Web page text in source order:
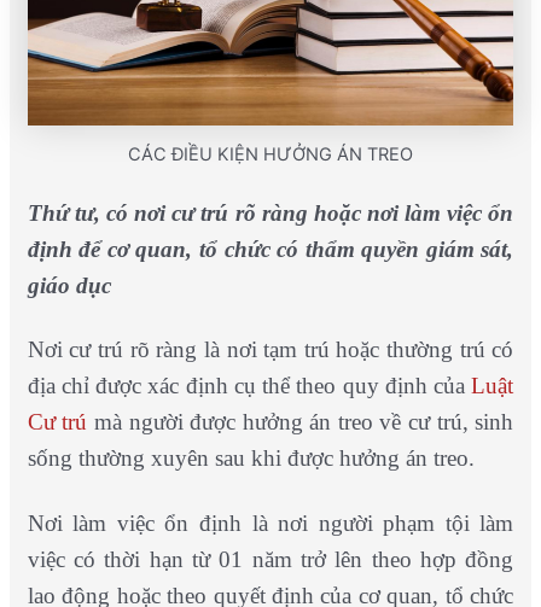
CÁC ĐIỀU KIỆN HƯỞNG ÁN TREO
Thứ tư, có nơi cư trú rõ ràng hoặc nơi làm việc ổn
định để cơ quan, tổ chức có thẩm quyền giám sát,
giáo dục
Nơi cư trú rõ ràng là nơi tạm trú hoặc thường trú có
địa chỉ được xác định cụ thể theo quy định củaLuật
Cư trú mà người được hưởng án treo về cư trú, sinh
sống thường xuyên sau khi được hưởng án treo.
Nơi làm việc ổn định là nơi người phạm tội làm
việc có thời hạn từ 01 năm trở lên theo hợp đồng
lao động hoặc theo quyết định của cơ quan, tổ chức